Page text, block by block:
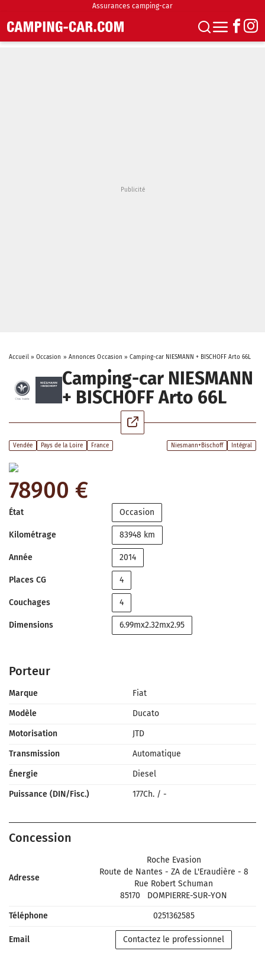
Assurances camping-car
Accueil» Occasion » Annonces Occasion »Camping-car NIESMANN + BISCHOFF Arto 66L
Camping-car NIESMANN
+ BISCHOFF Arto 66L
Vendée Pays de la Loire France Niesmann+Bischoff Intégral
78900 €
État Occasion
Kilométrage 83948 km
Année 2014
Places CG 4
Couchages 4
Dimensions 6.99mx2.32mx2.95
Porteur
Marque
Fiat
Modèle
Ducato
Motorisation
JTD
Transmission
Automatique
Énergie
Diesel
Puissance (DIN/Fisc.)
177Ch. / -
Concession
Adresse
Roche Evasion
Route de Nantes - ZA de L'Eraudière - 8
Rue Robert Schuman
85170
DOMPIERRE-SUR-YON
Téléphone
0251362585
Email Contactez le professionnel